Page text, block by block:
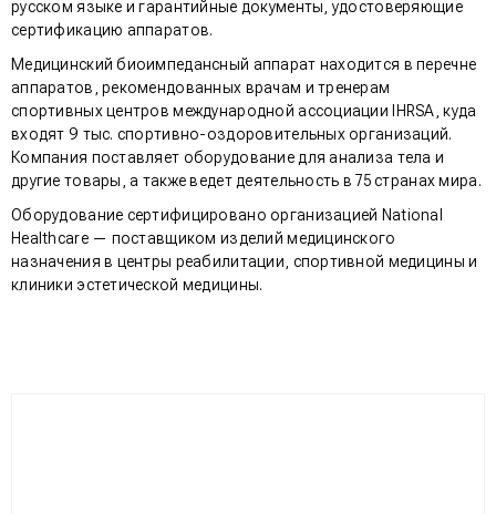
русском языке и гарантийные документы, удостоверяющие
сертификацию аппаратов.
Медицинский биоимпедансный аппарат находится в перечне
аппаратов, рекомендованных врачам и тренерам
спортивных центров международной ассоциации IHRSA, куда
входят 9 тыс. спортивно-оздоровительных организаций.
Компания поставляет оборудование для анализа тела и
другие товары, а также ведет деятельность в 75 странах мира.
Оборудование сертифицировано организацией National
Healthcare — поставщиком изделий медицинского
назначения в центры реабилитации, спортивной медицины и
клиники эстетической медицины.